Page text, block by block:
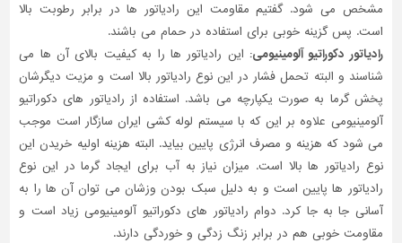
مشخص می شود. گفتیم مقاومت این رادیاتور ها در برابر رطوبت بالا
است. پس گزینه خوبی برای استفاده در حمام می باشند.
رادیاتور دکوراتیو آلومینیومی:این رادیاتور ها را به کیفیت بالای آن ها می
شناسند و البته تحمل فشار در این نوع رادیاتور بالا است و مزیت دیگرشان
پخش گرما به صورت یکپارچه می باشد. استفاده از رادیاتور های دکوراتیو
آلومینیومی علاوه بر این که با سیستم لوله کشی ایران سازگار است موجب
می شود که هزینه و مصرف انرژی پایین بیاید. البته هزینه اولیه خریدن این
نوع رادیاتور ها بالا است. میزان نیاز به آب برای ایجاد گرما در این نوع
رادیاتور ها پایین است و به دلیل سبک بودن وزشان می توان آن ها را به
آسانی جا به جا کرد. دوام رادیاتور های دکوراتیو آلومینیومی زیاد است و
مقاومت خوبی هم در برابر زنگ زدگی و خوردگی دارند.